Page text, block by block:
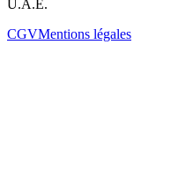
U.A.E.
CGVMentions légales